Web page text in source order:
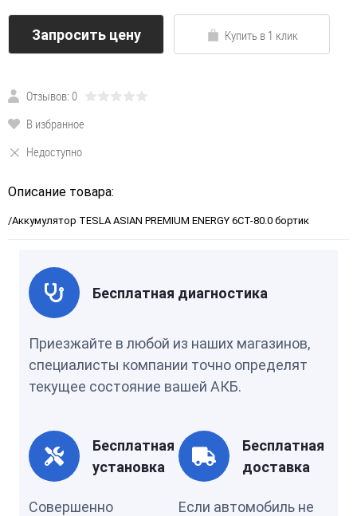
Запросить цену Купить в 1 клик
Отзывов: 0
В избранное
Недоступно
Описание товара:
/Аккумулятор TESLA ASIAN PREMIUM ENERGY 6СТ-80.0 бортик
Бесплатная диагностика
Приезжайте в любой из наших магазинов,
специалисты компании точно определят
текущее состояние вашей АКБ.
Бесплатная
установка
Совершенно
Бесплатная
доставка
Если автомобиль не